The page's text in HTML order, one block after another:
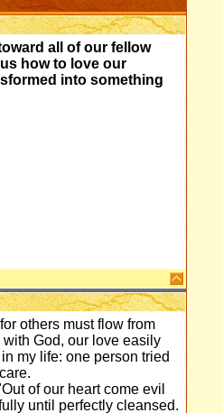
all of our fellow
how to love our
into something
others must flow from
God, our love easily
my life: one person tried
of our heart come evil
until perfectly cleansed.